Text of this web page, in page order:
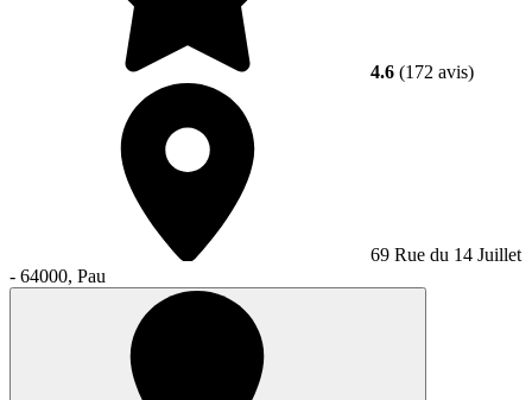
4.6 (172 avis)
69 Rue du 14 Juillet
- 64000, Pau